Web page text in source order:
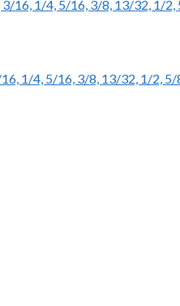
1/4, 5/16, 3/8, 13/32, 1/2, 5/